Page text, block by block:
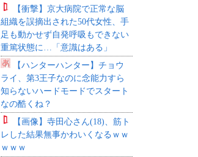
【衝撃】京大病院で正常な脳
組織を誤摘出された50代女性、手
足も動かせず自発呼吸もできない
重篤状態に…「意識はある」
【ハンターハンター】チョウ
ライ、第3王子なのに念能力すら
知らないハードモードでスタート
なの酷くね？
【画像】寺田心さん(18)、筋ト
レした結果無事かわいくなるｗｗ
ｗｗｗ